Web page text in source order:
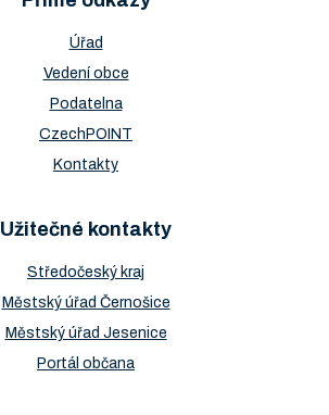
Úřad
Vedení obce
Podatelna
CzechPOINT
Kontakty
Užitečné kontakty
Středočeský kraj
Městský úřad Černošice
Městský úřad Jesenice
Portál občana